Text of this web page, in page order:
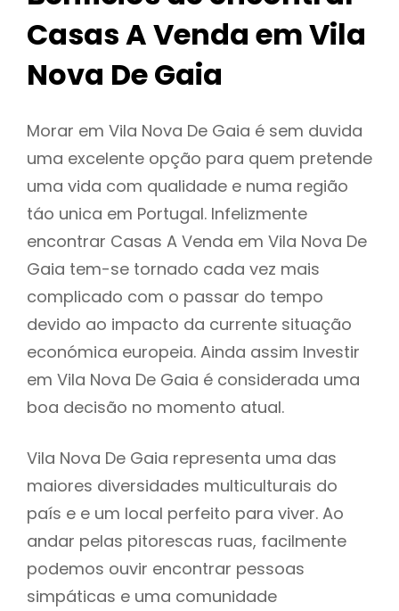
Casas A Venda em Vila
Nova De Gaia
Morar em Vila Nova De Gaia é sem duvida
uma excelente opção para quem pretende
uma vida com qualidade e numa região
táo unica em Portugal. Infelizmente
encontrar Casas A Venda em Vila Nova De
Gaia tem-se tornado cada vez mais
complicado com o passar do tempo
devido ao impacto da currente situação
económica europeia. Ainda assim Investir
em Vila Nova De Gaia é considerada uma
boa decisão no momento atual.
Vila Nova De Gaia representa uma das
maiores diversidades multiculturais do
país e e um local perfeito para viver. Ao
andar pelas pitorescas ruas, facilmente
podemos ouvir encontrar pessoas
simpáticas e uma comunidade